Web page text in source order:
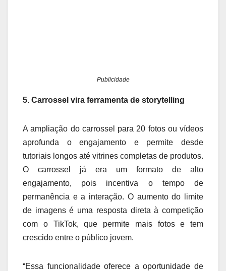
Publicidade
5. Carrossel vira ferramenta de storytelling
A ampliação do carrossel para 20 fotos ou vídeos
aprofunda o engajamento e permite desde
tutoriais longos até vitrines completas de produtos.
O carrossel já era um formato de alto
engajamento, pois incentiva o tempo de
permanência e a interação. O aumento do limite
de imagens é uma resposta direta à competição
com o TikTok, que permite mais fotos e tem
crescido entre o público jovem.
“Essa funcionalidade oferece a oportunidade de